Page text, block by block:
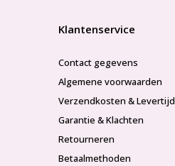
Klantenservice
Contact gegevens
Algemene voorwaarden
Verzendkosten & Levertijd
Garantie & Klachten
Retourneren
Betaalmethoden